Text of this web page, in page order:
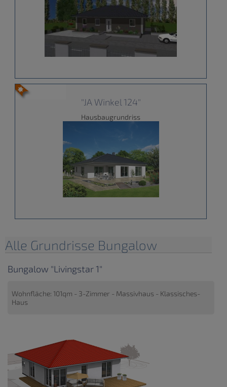
"JA Winkel 124"
Hausbaugrundriss
Alle Grundrisse Bungalow
Bungalow "Livingstar 1"
Wohnfläche: 101qm - 3-Zimmer - Massivhaus - Klassisches-
Haus